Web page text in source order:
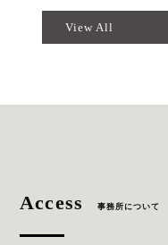
View All
Access 事務所について